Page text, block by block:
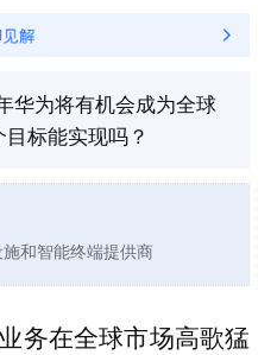
华为将有机会成为全球
标能实现吗？
和智能终端提供商
务在全球市场高歌猛